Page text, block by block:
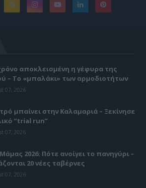
αποκλεισμένη η γέφυρα της
– Το «μπαλάκι» των αρμοδιοτήτων
07, 2026
μπαίνει στην Καλαμαριά – Ξεκίνησε
“trial run”
07, 2026
2026: Πότε ανοίγει το πανηγύρι –
20 νέες ταβέρνες
07, 2026